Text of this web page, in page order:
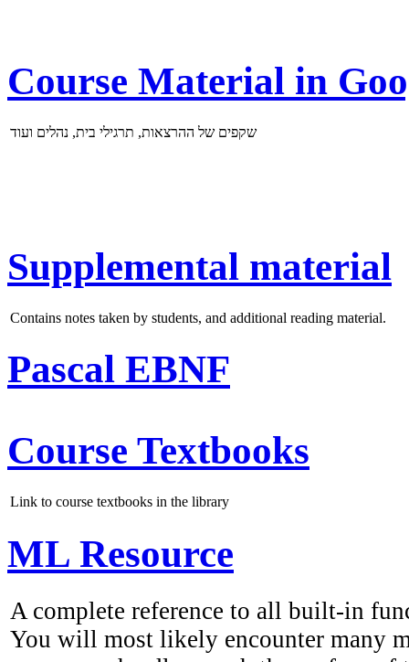
Course Material in
שקפים של ההרצאות, תרגילי בית, נהלים ועוד
Supplemental material
Contains notes taken by students, and additional reading material.
Pascal EBNF
Course Textbooks
Link to course textbooks in the library
ML Resource
A complete reference to all built-in
You will most likely encounter many